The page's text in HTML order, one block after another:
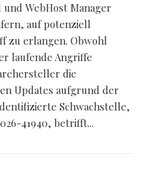
WebHost Manager
auf potenziell
zu erlangen. Obwohl
laufende Angriffe
die
Updates aufgrund der
Schwachstelle,
41940, betrifft...